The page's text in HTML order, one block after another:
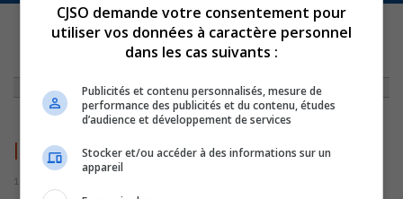
IMG_5903
15 juillet 2016 | Par Équipe CJSO
CJSO demande votre consentement pour
utiliser vos données à caractère personnel
dans les cas suivants :
Publicités et contenu personnalisés, mesure de
performance des publicités et du contenu, études
d’audience et développement de services
Stocker et/ou accéder à des informations sur un
appareil